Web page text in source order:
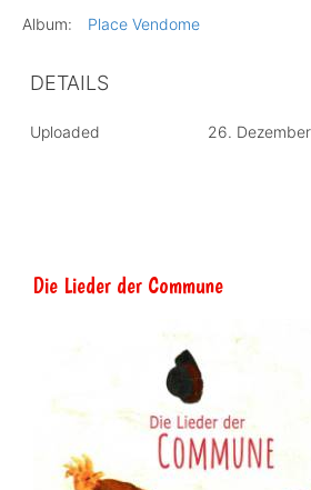
Album: Place Vendome
DETAILS
Uploaded 26.
Die Lieder der Commune